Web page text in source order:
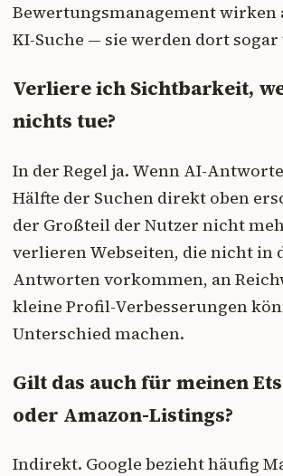
Bewertungsmanagement wirken
KI-Suche — sie werden dort
Verliere ich Sichtbarkeit,
nichts tue?
In der Regel ja. Wenn AI-
Hälfte der Suchen direkt oben
der Großteil der Nutzer nicht
verlieren Webseiten, die nicht in
Antworten vorkommen, an
kleine Profil-Verbesserungen
Unterschied machen.
Gilt das auch für meinen
oder Amazon-Listings?
Indirekt. Google bezieht häufig